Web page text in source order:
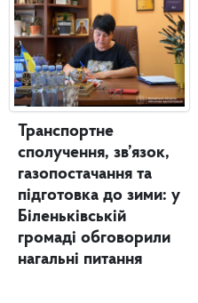
Транспортне
сполучення, зв’язок,
газопостачання та
підготовка до зими: у
Біленьківській
громаді обговорили
нагальні питання